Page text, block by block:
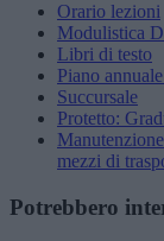
Orario lezioni
Modulistica
Libri di testo
Piano
Succursale
Protetto:
mezzi di
Potrebbero